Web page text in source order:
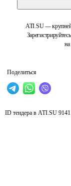
ATI.SU —
на
Поделиться
ID тендера в ATI.SU 9141